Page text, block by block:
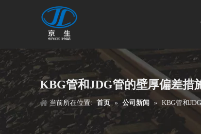
KBG管和JDG管的壁厚偏差措
当前所在位置: 首页 » 公司新闻 » KBG管和